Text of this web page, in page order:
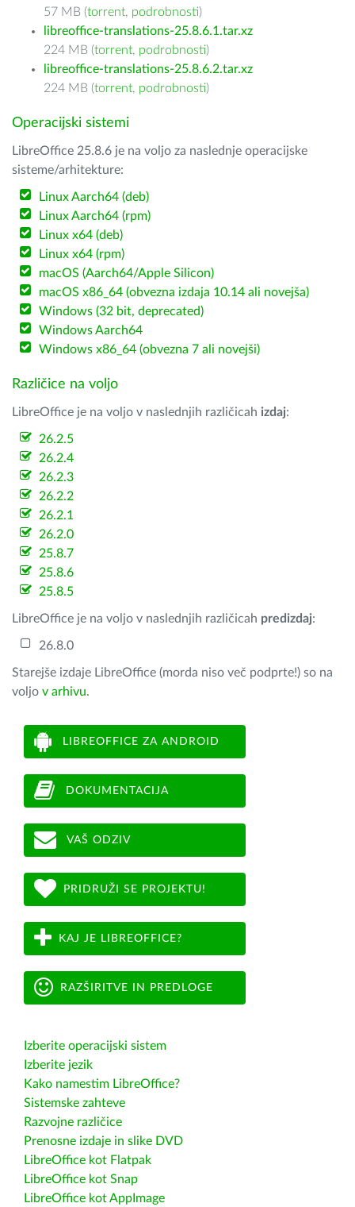
57 MB (torrent, podrobnosti)
libreoffice-translations-25.8.6.1.tar.xz
224 MB (torrent, podrobnosti)
libreoffice-translations-25.8.6.2.tar.xz
224 MB (torrent, podrobnosti)
Operacijski sistemi
LibreOffice 25.8.6 je na voljo za naslednje operacijske
sisteme/arhitekture:
Linux Aarch64 (deb)
Linux Aarch64 (rpm)
Linux x64 (deb)
Linux x64 (rpm)
macOS (Aarch64/Apple Silicon)
macOS x86_64 (obvezna izdaja 10.14 ali novejša)
Windows (32 bit, deprecated)
Windows Aarch64
Windows x86_64 (obvezna 7 ali novejši)
Različice na voljo
LibreOffice je na voljo v naslednjih različicah izdaj:
26.2.5
26.2.4
26.2.3
26.2.2
26.2.1
26.2.0
25.8.7
25.8.6
25.8.5
LibreOffice je na voljo v naslednjih različicah predizdaj:
26.8.0
Starejše izdaje LibreOffice (morda niso več podprte!) so na
voljo v arhivu.
LIBREOFFICE ZA ANDROID
DOKUMENTACIJA
VAŠ ODZIV
PRIDRUŽI SE PROJEKTU!
KAJ JE LIBREOFFICE?
RAZŠIRITVE IN PREDLOGE
Izberite operacijski sistem
Izberite jezik
Kako namestim LibreOffice?
Sistemske zahteve
Razvojne različice
Prenosne izdaje in slike DVD
LibreOffice kot Flatpak
LibreOffice kot Snap
LibreOffice kot AppImage